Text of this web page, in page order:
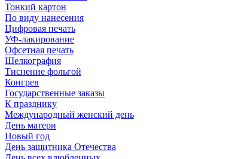
Тонкий картон
По виду нанесения
Цифровая печать
УФ-лакирование
Офсетная печать
Шелкография
Тиснение фольгой
Конгрев
Государственные заказы
К празднику
Международный женский день
День матери
Новый год
День защитника Отечества